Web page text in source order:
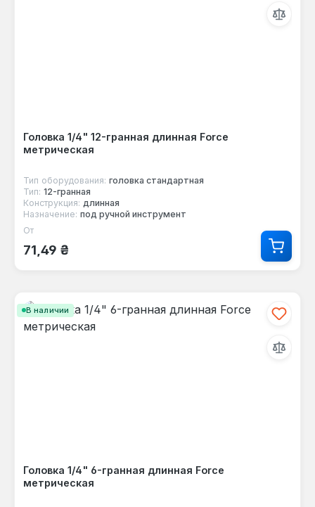
Головка 1/4" 12-гранная длинная Force
метрическая
Тип оборудования: головка стандартная
Тип: 12-гранная
Конструкция: длинная
Назначение: под ручной инструмент
Обычная цена:
От
71,49 ₴
В наличии
Головка 1/4" 6-гранная длинная Force
метрическая